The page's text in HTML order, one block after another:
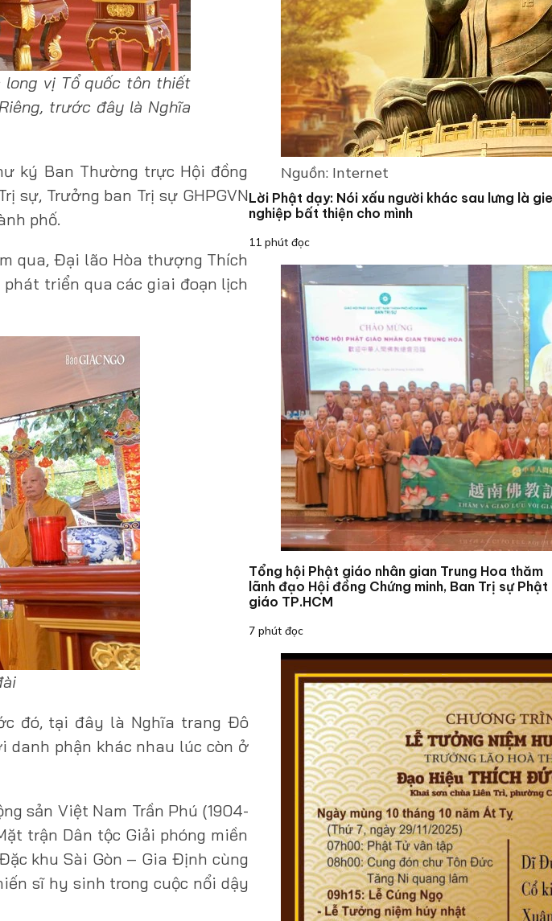
long vị Tổ quốc tôn thiết
trước đây là Nghĩa
ký Ban Thường trực Hội đồng
sự, Trưởng ban Trị sự GHPGVN
phố.
qua, Đại lão Hòa thượng Thích
triển qua các giai đoạn lịch
đó, tại đây là Nghĩa trang Đô
danh phận khác nhau lúc còn ở
sản Việt Nam Trần Phú (1904-
trận Dân tộc Giải phóng miền
khu Sài Gòn – Gia Định cùng
sĩ hy sinh trong cuộc nổi dậy
Nguồn: Internet
Lời Phật dạy: Nói xấu người khác sau lưng là
nghiệp bất thiện cho mình
11 phút đọc
Tổng hội Phật giáo nhân gian Trung Hoa thăm
lãnh đạo Hội đồng Chứng minh, Ban Trị sự Phật
giáo TP.HCM
7 phút đọc